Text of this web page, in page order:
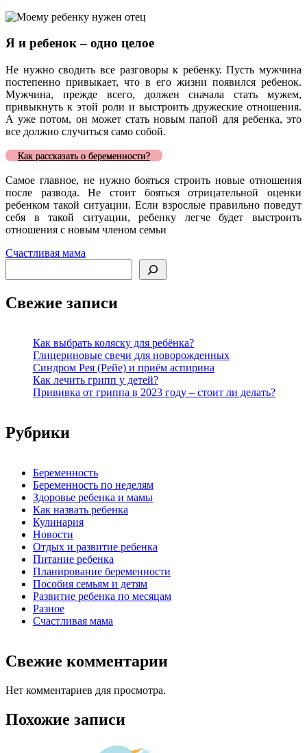
Я и ребенок – одно целое
Не нужно сводить все разговоры к ребенку. Пусть мужчина
постепенно привыкает, что в его жизни появился ребенок.
Мужчина, прежде всего, должен сначала стать мужем,
привыкнуть к этой роли и выстроить дружеские отношения.
А уже потом, он может стать новым папой для ребенка, это
все должно случиться само собой.
Как рассказать о беременности?
Самое главное, не нужно бояться строить новые отношения
после развода. Не стоит бояться отрицательной оценки
ребенком такой ситуации. Если взрослые правильно поведут
себя в такой ситуации, ребенку легче будет выстроить
отношения с новым членом семьи
Счастливая мама
Свежие записи
Как выбрать коляску для ребёнка?
Глицериновые свечи для новорожденных
Синдром Рея (Рейе) и приём аспирина
Как лечить грипп у детей?
Прививка от гриппа в 2023 году – стоит ли делать?
Рубрики
Беременность
Беременность по неделям
Здоровье ребенка и мамы
Как назвать ребенка
Кулинария
Новости
Отдых и развитие ребенка
Питание ребенка
Планирование беременности
Пособия семьям и детям
Развитие ребенка по месяцам
Разное
Счастливая мама
Свежие комментарии
Нет комментариев для просмотра.
Похожие записи